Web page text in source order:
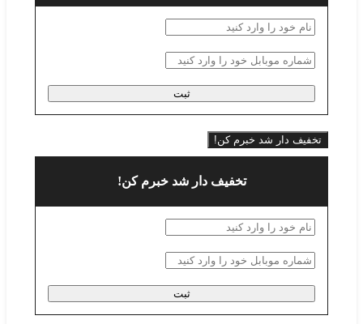
ثبت
تخفیف دار شد خبرم کن!
تخفیف دار شد خبرم کن!
ثبت